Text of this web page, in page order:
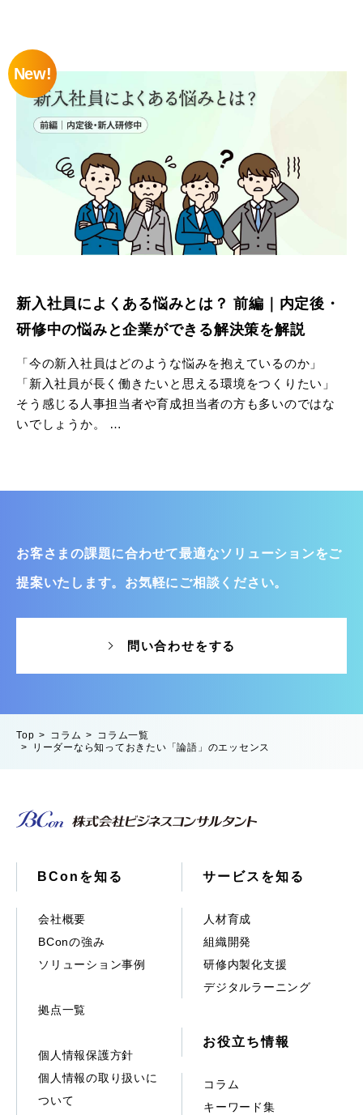
後編の本記事では、配属後の悩みと、悩みを解決するた
めに企業ができる施策をご紹介します。
新入社員が抱える悩みを理解し、早期に不安を取り除く
ひ参考ください。
※本記事は、弊社新入社員アンケート調査結果と、弊社社
員のインタビューをもとに作成しています
New!
新入社員によくある悩みとは？ 前編｜内定後・
研修中の悩みと企業ができる解決策を解説
「今の新入社員はどのような悩みを抱えているのか」
「新入社員が長く働きたいと思える環境をつくりたい」
そう感じる人事担当者や育成担当者の方も多いのではな
いでしょうか。
る施策をご紹介します（後編は配属後の悩みをご紹介し
新入社員が抱える悩みを理解し、早期に不安を取り除く
※本記事は、弊社新入社員アンケート調査結果と、弊社社
お客さまの課題に合わせて最適なソリューションをご
提案いたします。お気軽にご相談ください。
問い合わせをする
Top コラム
コラム一覧
リーダーなら知っておきたい「論語」のエッセンス
BConを知る
会社概要
BConの強み
ソリューション事例
拠点一覧
個人情報保護方針
個人情報の取り扱いに
ついて
サービスを知る
人材育成
組織開発
研修内製化支援
デジタルラーニング
お役立ち情報
コラム
キーワード集